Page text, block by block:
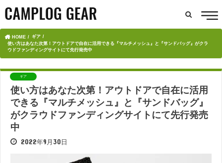
HOME
ギア
使い方はあなた次第！アウトドアで自在に活用できる『マルチメッシュ』と『サンドバッグ』がクラ
ウドファンディングサイトにて先行発売中
ギア
使い方はあなた次第！アウトドアで自在に活用
できる『マルチメッシュ』と『サンドバッグ』
がクラウドファンディングサイトにて先行発売
中
2022年9月30日